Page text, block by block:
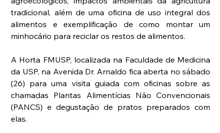
tradicional, além de uma oficina de uso integral dos
alimentos e exemplificação de como montar um
minhocário para reciclar os restos de alimentos.
A Horta FMUSP, localizada na Faculdade de Medicina
da USP, na Avenida Dr. Arnaldo fica aberta no sábado
(26) para uma visita guiada com oficinas sobre as
chamadas Plantas Alimentícias Não Convencionais
(PANCS) e degustação de pratos preparados com
elas.